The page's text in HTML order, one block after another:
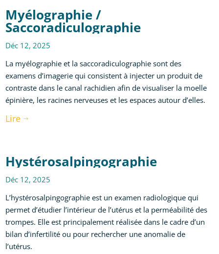
Myélographie /
Saccoradiculographie
Déc 12, 2025
La myélographie et la saccoradiculographie sont des
examens d’imagerie qui consistent à injecter un produit de
contraste dans le canal rachidien afin de visualiser la moelle
épinière, les racines nerveuses et les espaces autour d’elles.
Lire $
Hystérosalpingographie
Déc 12, 2025
L’hystérosalpingographie est un examen radiologique qui
permet d’étudier l’intérieur de l’utérus et la perméabilité des
trompes. Elle est principalement réalisée dans le cadre d’un
bilan d’infertilité ou pour rechercher une anomalie de
l’utérus.